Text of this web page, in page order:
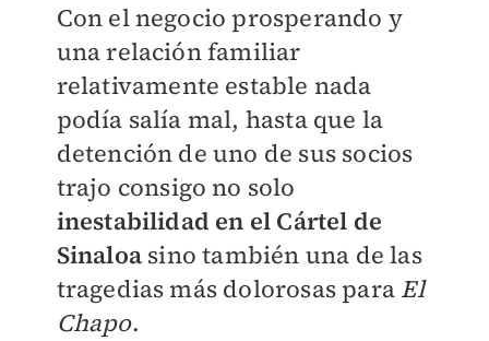
Con el negocio prosperando y
una relación familiar
relativamente estable nada
podía salía mal, hasta que la
detención de uno de sus socios
trajo consigo no solo
inestabilidad en el Cártel de
Sinaloasino también una de las
tragedias más dolorosas para El
Chapo.